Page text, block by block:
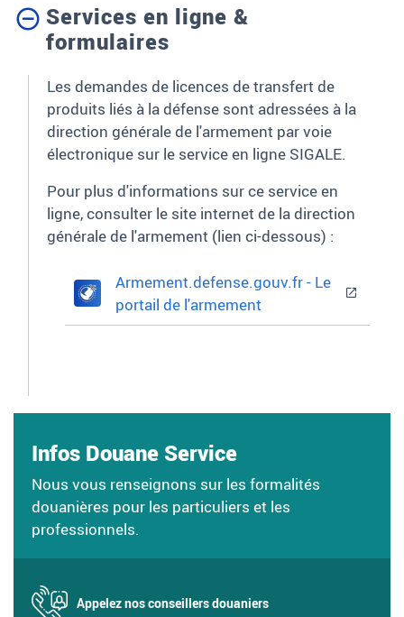
Services en ligne &
formulaires
Les demandes de licences de transfert de
produits liés à la défense sont adressées à la
direction générale de l'armement par voie
électronique sur le service en ligne SIGALE.
Pour plus d'informations sur ce service en
ligne, consulter le site internet de la direction
générale de l'armement (lien ci-dessous) :
Armement.defense.gouv.fr - Le
portail de l'armement
Infos Douane Service
Nous vous renseignons sur les formalités
douanières pour les particuliers et les
professionnels.
Appelez nos conseillers douaniers